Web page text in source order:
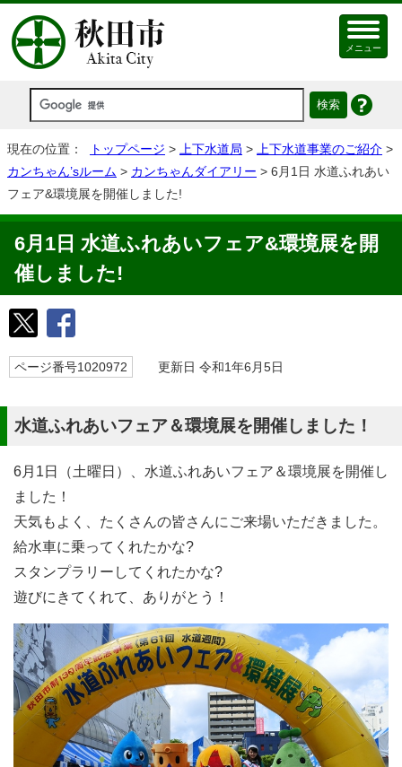
メニュー
現在の位置： トップページ > 上下水道局 > 上下水道事業のご紹介 >
カンちゃん’sルーム > カンちゃんダイアリー > 6月1日 水道ふれあい
フェア&環境展を開催しました!
6月1日 水道ふれあいフェア&環境展を開
催しました!
ページ番号1020972 更新日 令和1年6月5日
水道ふれあいフェア＆環境展を開催しました！
6月1日（土曜日）、水道ふれあいフェア＆環境展を開催し
ました！
天気もよく、たくさんの皆さんにご来場いただきました。
給水車に乗ってくれたかな?
スタンプラリーしてくれたかな?
遊びにきてくれて、ありがとう！